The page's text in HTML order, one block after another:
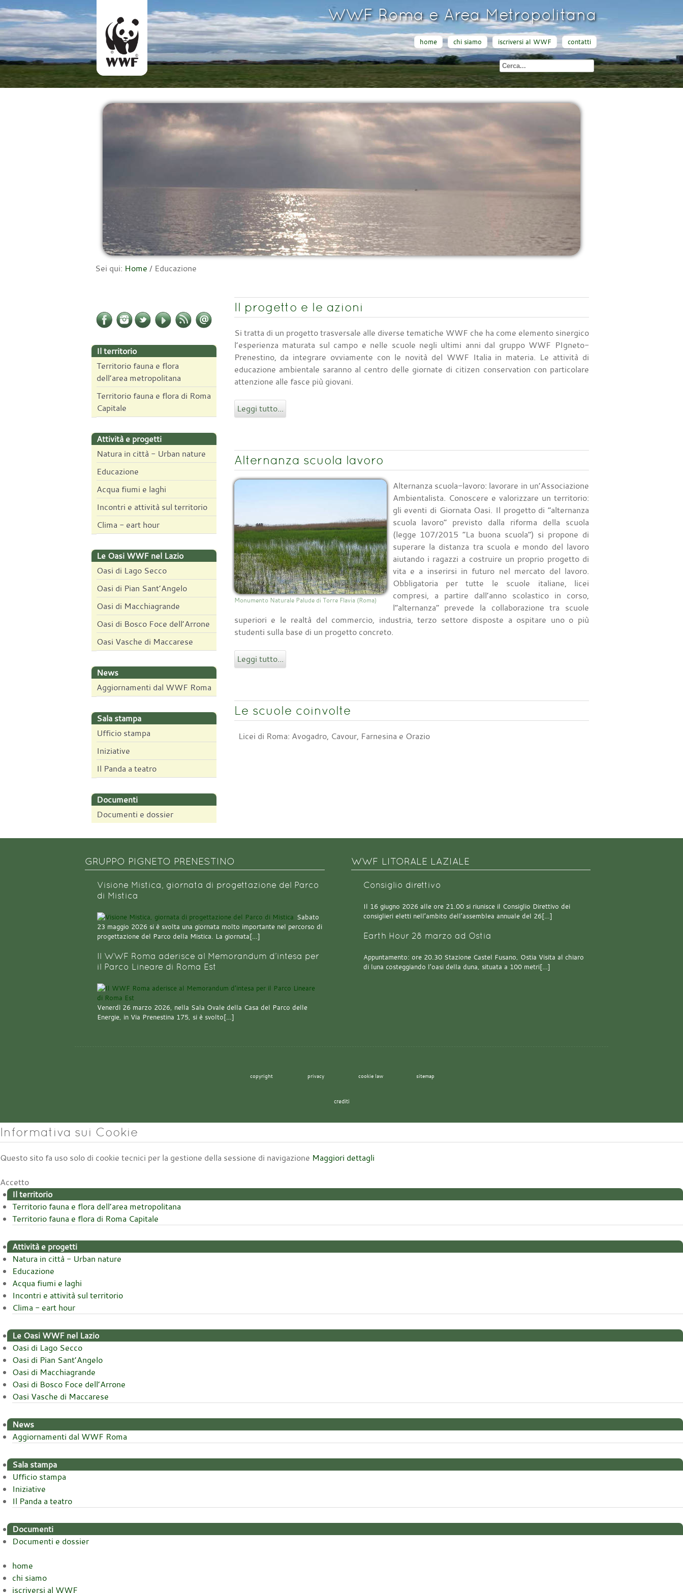
WWF Roma e Area Metropolitana
home chi siamo iscriversi al WWF contatti
Sei qui: Home / Educazione
Il territorio
Territorio fauna e flora
dell’area metropolitana
Territorio fauna e flora di Roma
Capitale
Attività e progetti
Natura in città - Urban nature
Educazione
Acqua fiumi e laghi
Incontri e attività sul territorio
Clima - eart hour
Le Oasi WWF nel Lazio
Oasi di Lago Secco
Oasi di Pian Sant’Angelo
Oasi di Macchiagrande
Oasi di Bosco Foce dell’Arrone
Oasi Vasche di Maccarese
News
Aggiornamenti dal WWF Roma
Sala stampa
Ufficio stampa
Iniziative
Il Panda a teatro
Documenti
Documenti e dossier
Il progetto e le azioni
Si tratta di un progetto trasversale alle diverse tematiche WWF che ha come elemento sinergico
l’esperienza maturata sul campo e nelle scuole negli ultimi anni dal gruppo WWF PIgneto-
Prenestino, da integrare ovviamente con le novità del WWF Italia in materia. Le attività di
educazione ambientale saranno al centro delle giornate di citizen conservation con particolare
attenzione alle fasce più giovani.
Leggi tutto...
Alternanza scuola lavoro
Monumento Naturale Palude di Torre Flavia (Roma)
Alternanza scuola-lavoro: lavorare in un’Associazione
Ambientalista. Conoscere e valorizzare un territorio:
gli eventi di Giornata Oasi. Il progetto di “alternanza
scuola lavoro” previsto dalla riforma della scuola
(legge 107/2015 “La buona scuola”) si propone di
superare la distanza tra scuola e mondo del lavoro
aiutando i ragazzi a costruire un proprio progetto di
vita e a inserirsi in futuro nel mercato del lavoro.
Obbligatoria per tutte le scuole italiane, licei
compresi, a partire dall’anno scolastico in corso,
l”alternanza” prevede la collaborazione tra scuole
superiori e le realtà del commercio, industria, terzo settore disposte a ospitare uno o più
studenti sulla base di un progetto concreto.
Leggi tutto...
Le scuole coinvolte
Licei di Roma: Avogadro, Cavour, Farnesina e Orazio
GRUPPO PIGNETO PRENESTINO
Visione Mistica, giornata di progettazione del Parco
di Mistica
Sabato
23 maggio 2026 si è svolta una giornata molto importante nel percorso di
progettazione del Parco della Mistica. La giornata[…]
Il WWF Roma aderisce al Memorandum d’intesa per
il Parco Lineare di Roma Est
Venerdì 26 marzo 2026, nella Sala Ovale della Casa del Parco delle
Energie, in Via Prenestina 175, si è svolto[…]
WWF LITORALE LAZIALE
Consiglio direttivo
Il 16 giugno 2026 alle ore 21.00 si riunisce il Consiglio Direttivo dei
consiglieri eletti nell’ambito dell’assemblea annuale del 26[…]
Earth Hour 28 marzo ad Ostia
Appuntamento: ore 20.30 Stazione Castel Fusano, Ostia Visita al chiaro
di luna costeggiando l’oasi della duna, situata a 100 metri[…]
copyright privacy cookie law sitemap
crediti
Informativa sui Cookie
Questo sito fa uso solo di cookie tecnici per la gestione della sessione di navigazione Maggiori dettagli
Accetto
Il territorio
Territorio fauna e flora dell’area metropolitana
Territorio fauna e flora di Roma Capitale
Attività e progetti
Natura in città - Urban nature
Educazione
Acqua fiumi e laghi
Incontri e attività sul territorio
Clima - eart hour
Le Oasi WWF nel Lazio
Oasi di Lago Secco
Oasi di Pian Sant’Angelo
Oasi di Macchiagrande
Oasi di Bosco Foce dell’Arrone
Oasi Vasche di Maccarese
News
Aggiornamenti dal WWF Roma
Sala stampa
Ufficio stampa
Iniziative
Il Panda a teatro
Documenti
Documenti e dossier
home
chi siamo
iscriversi al WWF